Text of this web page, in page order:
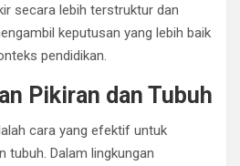
secara lebih terstruktur dan
keputusan yang lebih baik
pendidikan.
Pikiran dan Tubuh
cara yang efektif untuk
tubuh. Dalam lingkungan